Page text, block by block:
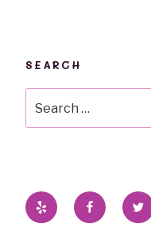
SEARCH
for:
Yelp Facebook